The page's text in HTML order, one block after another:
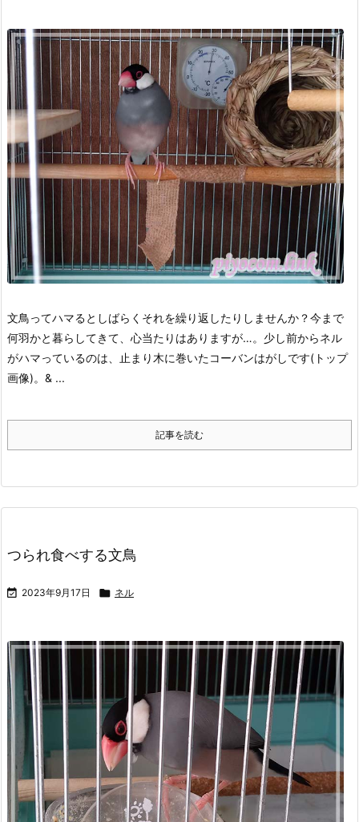
文鳥ってハマるとしばらくそれを繰り返したりしませんか？今まで
何羽かと暮らしてきて、心当たりはありますが…。 少し前からネル
がハマっているのは、止まり木に巻いたコーバンはがしです(トップ
画像)。 & ...
記事を読む
つられ食べする文鳥
 2023年9月17日  ネル